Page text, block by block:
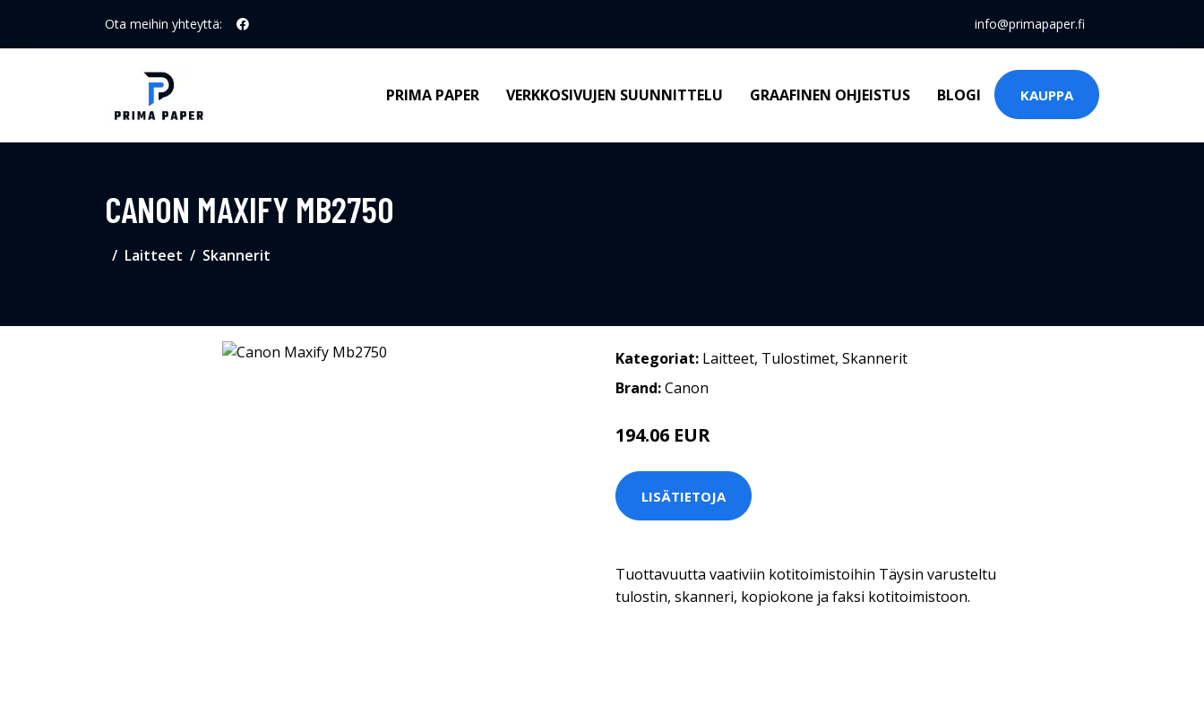
Ota meihin yhteyttä: info@primapaper.fi
PRIMA PAPER VERKKOSIVUJEN SUUNNITTELU GRAAFINEN OHJEISTUS BLOGI KAUPPA
CANON MAXIFY MB2750
Laitteet Skannerit
Kategoriat: Laitteet, Tulostimet, Skannerit
Brand:Canon
194.06 EUR
LISÄTIETOJA
Tuottavuutta vaativiin kotitoimistoihin Täysin varusteltu
tulostin, skanneri, kopiokone ja faksi kotitoimistoon.